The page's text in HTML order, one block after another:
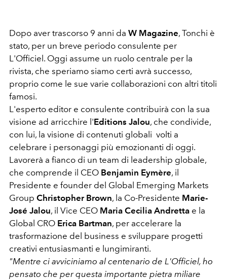
Dopo aver trascorso 9 anni da W Magazine, Tonchi è
stato, per un breve periodo consulente per
L'Officiel. Oggi assume un ruolo centrale per la
rivista, che speriamo siamo certi avrà successo,
proprio come le sue varie collaborazioni con altri titoli
famosi.
L'esperto editor e consulente contribuirà con la sua
visione ad arricchire l'Editions Jalou, che condivide,
con lui, la visione di contenuti globali volti a
celebrare i personaggi più emozionanti di oggi.
Lavorerà a fianco di un team di leadership globale,
che comprende il CEO Benjamin Eymère, il
Presidente e founder del Global Emerging Markets
Group Christopher Brown, la Co-Presidente Marie-
José Jalou, il Vice CEO Maria Cecilia Andretta e la
Global CRO Erica Bartman, per accelerare la
trasformazione del business e sviluppare progetti
creativi entusiasmanti e lungimiranti.
"Mentre ci avviciniamo al centenario de L'Officiel, ho
pensato che per questa importante pietra miliare